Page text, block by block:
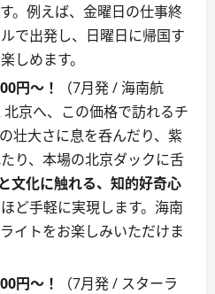
。例えば、金曜日の仕事終
で出発し、日曜日に帰国す
しめます。
円～！
（7月発 / 海南航
京へ、この価格で訪れるチ
壮大さに息を呑んだり、紫
り、本場の北京ダックに舌
文化に触れる、知的好奇心
ど手軽に実現します。海南
イトをお楽しみいただけま
円～！
（7月発 / スターラ